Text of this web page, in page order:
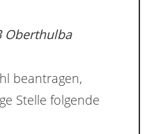
Oberthulba
beantragen,
Stelle folgende